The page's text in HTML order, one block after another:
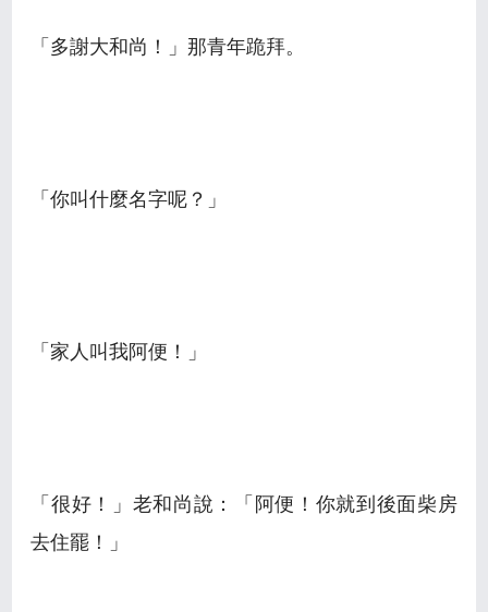
「多謝大和尚！」那青年跪拜。
「你叫什麼名字呢？」
「家人叫我阿便！」
「很好！」老和尚說：「阿便！你就到後面柴房
去住罷！」